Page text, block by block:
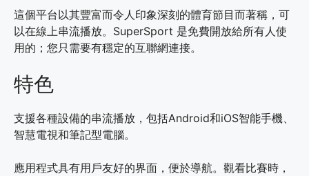
這個平台以其豐富而令人印象深刻的體育節目而著稱，可
以在線上串流播放。SuperSport 是免費開放給所有人使
用的；您只需要有穩定的互聯網連接。
特色
支援各種設備的串流播放，包括Android和iOS智能手機、
智慧電視和筆記型電腦。
應用程式具有用戶友好的界面，便於導航。觀看比賽時，